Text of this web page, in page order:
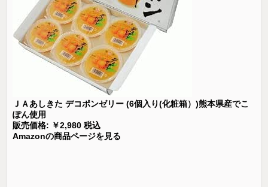
ＪＡあしきた デコポンゼリー (6個入り(化粧箱）)熊本県産でこ
ぽん使用
販売価格: ￥2,980 税込
Amazonの商品ページを見る